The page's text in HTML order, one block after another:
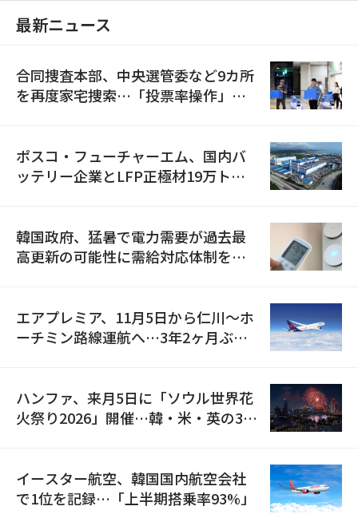
最新ニュース
合同捜査本部、中央選管委など9カ所
を再度家宅捜索…「投票率操作」の
ポスコ・フューチャーエム、国内バ
ッテリー企業とLFP正極材19万トン
韓国政府、猛暑で電力需要が過去最
高更新の可能性に需給対応体制を点
エアプレミア、11月5日から仁川〜ホ
ーチミン路線運航へ…3年2ヶ月ぶり
ハンファ、来月5日に「ソウル世界花
火祭り2026」開催…韓・米・英の3カ
イースター航空、韓国国内航空会社
で1位を記録…「上半期搭乗率93%」